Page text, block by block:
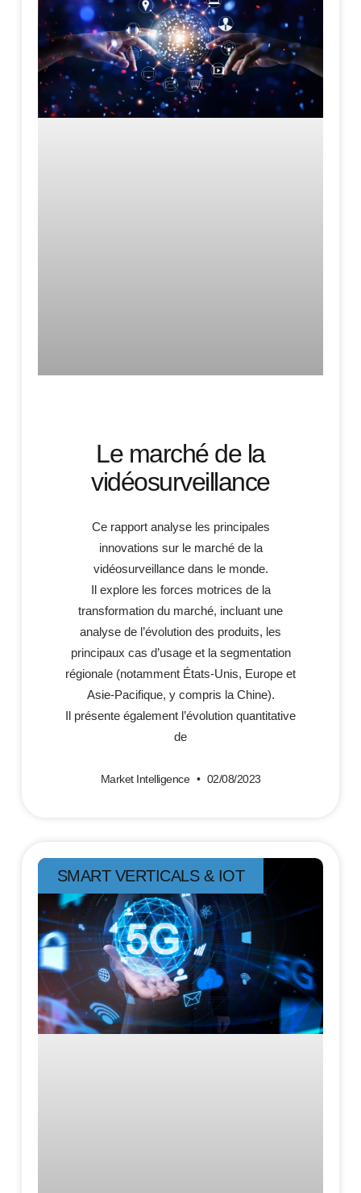
Le marché de la
vidéosurveillance
Ce rapport analyse les principales
innovations sur le marché de la
vidéosurveillance dans le monde.
Il explore les forces motrices de la
transformation du marché, incluant une
analyse de l’évolution des produits, les
principaux cas d’usage et la segmentation
régionale (notamment États-Unis, Europe et
Asie-Pacifique, y compris la Chine).
Il présente également l’évolution quantitative
de
Market Intelligence 02/08/2023
SMART VERTICALS & IOT